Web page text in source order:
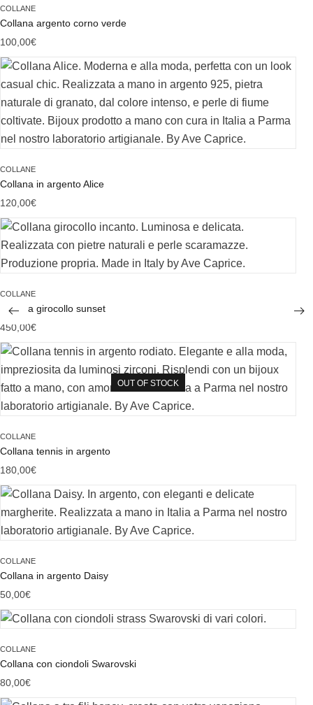
COLLANE
Collana argento corno verde
100,00€
COLLANE
Collana in argento Alice
120,00€
COLLANE
Collana girocollo sunset
450,00€
OUT OF STOCK
COLLANE
Collana tennis in argento
180,00€
COLLANE
Collana in argento Daisy
50,00€
COLLANE
Collana con ciondoli Swarovski
80,00€